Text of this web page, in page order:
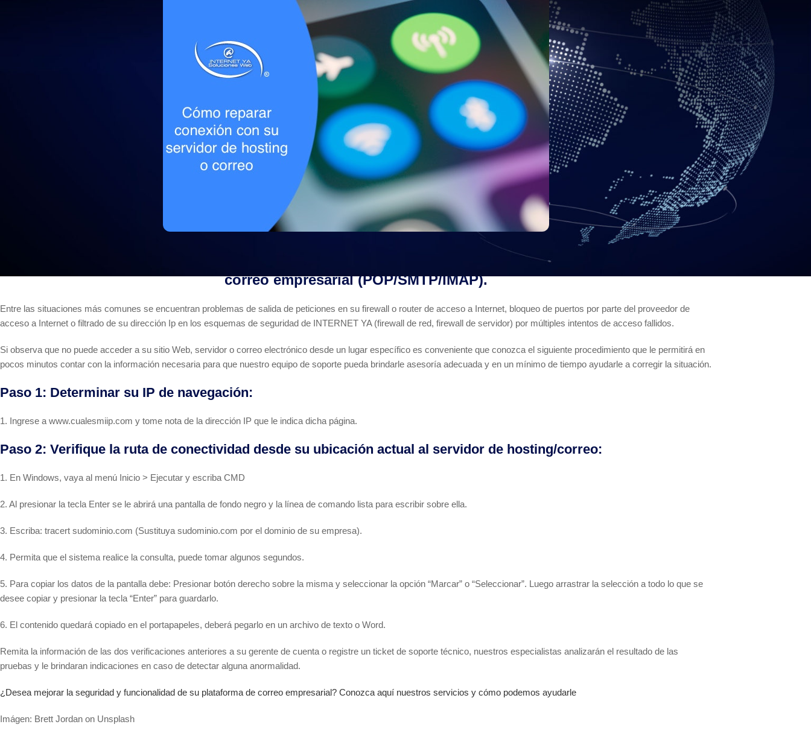
Conozca el procedimiento a seguir para reparar conexión con su hosting (http, ftp, bases de datos) o
correo empresarial (POP/SMTP/IMAP).
Entre las situaciones más comunes se encuentran problemas de salida de peticiones en su firewall o router de acceso a Internet, bloqueo de puertos por parte del proveedor de
acceso a Internet o filtrado de su dirección Ip en los esquemas de seguridad de INTERNET YA (firewall de red, firewall de servidor) por múltiples intentos de acceso fallidos.
Si observa que no puede acceder a su sitio Web, servidor o correo electrónico desde un lugar específico es conveniente que conozca el siguiente procedimiento que le permitirá en
pocos minutos contar con la información necesaria para que nuestro equipo de soporte pueda brindarle asesoría adecuada y en un mínimo de tiempo ayudarle a corregir la situación.
Paso 1: Determinar su IP de navegación:
1. Ingrese a www.cualesmiip.com y tome nota de la dirección IP que le indica dicha página.
Paso 2: Verifique la ruta de conectividad desde su ubicación actual al servidor de hosting/correo:
1. En Windows, vaya al menú Inicio > Ejecutar y escriba CMD
2. Al presionar la tecla Enter se le abrirá una pantalla de fondo negro y la línea de comando lista para escribir sobre ella.
3. Escriba: tracert sudominio.com (Sustituya sudominio.com por el dominio de su empresa).
4. Permita que el sistema realice la consulta, puede tomar algunos segundos.
5. Para copiar los datos de la pantalla debe: Presionar botón derecho sobre la misma y seleccionar la opción “Marcar” o “Seleccionar”. Luego arrastrar la selección a todo lo que se
desee copiar y presionar la tecla “Enter” para guardarlo.
6. El contenido quedará copiado en el portapapeles, deberá pegarlo en un archivo de texto o Word.
Remita la información de las dos verificaciones anteriores a su gerente de cuenta o registre un ticket de soporte técnico, nuestros especialistas analizarán el resultado de las
pruebas y le brindaran indicaciones en caso de detectar alguna anormalidad.
¿Desea mejorar la seguridad y funcionalidad de su plataforma de correo empresarial? Conozca aquí nuestros servicios y cómo podemos ayudarle
Imágen: Brett Jordan on Unsplash